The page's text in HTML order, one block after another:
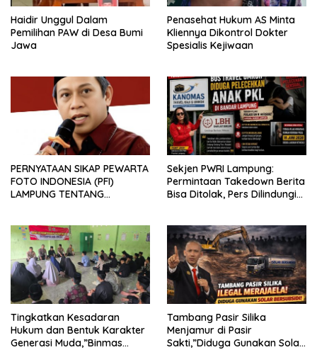
Haidir Unggul Dalam
Pemilihan PAW di Desa Bumi
Jawa
Penasehat Hukum AS Minta
Kliennya Dikontrol Dokter
Spesialis Kejiwaan
PERNYATAAN SIKAP PEWARTA
FOTO INDONESIA (PFI)
LAMPUNG TENTANG
TERHADAP JURNALIS DI
PENGADILAN NEGERI
TANJUNG KARANG.
Sekjen PWRI Lampung:
Permintaan Takedown Berita
Bisa Ditolak, Pers Dilindungi
Tingkatkan Kesadaran
Hukum dan Bentuk Karakter
Generasi Muda,”Binmas
Tambang Pasir Silika
Menjamur di Pasir
Sakti,”Diduga Gunakan Solar